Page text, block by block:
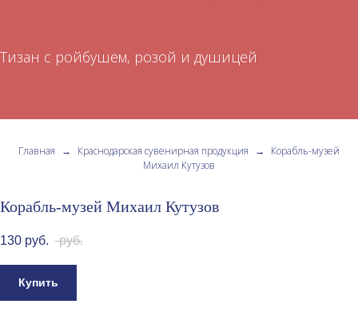
Тизан с ройбушем, розой и душицей
Главная → Краснодарская сувенирная продукция →
Корабль-музей
Михаил Кутузов
Корабль-музей Михаил Кутузов
130 руб. руб.
Купить